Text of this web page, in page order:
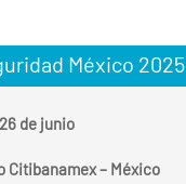
México 2025
de junio
Citibanamex – México